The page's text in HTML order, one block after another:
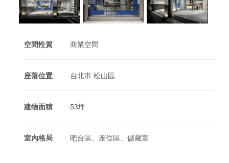
空間性質 商業空間
座落位置 台北市 松山區
建物面積 53坪
室內格局 吧台區、座位區、儲藏室